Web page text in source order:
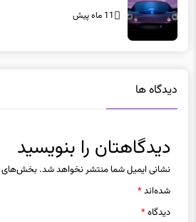
11 ماه پیش
دیدگاه ها
دیدگاهتان را بنویسید
نشانی ایمیل شما منتشر نخواهد شد. بخش‌های
شده‌اند*
دیدگاه*